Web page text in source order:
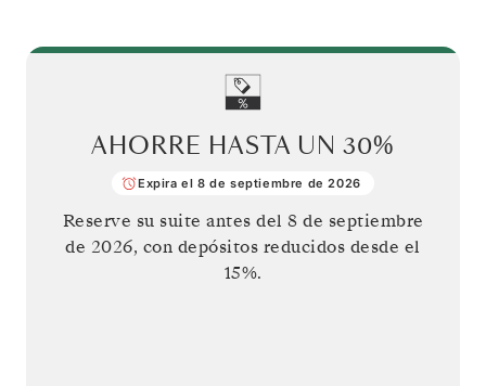
AHORRE HASTA UN 30%
Expira el 8 de septiembre de 2026
Reserve su suite antes del 8 de septiembre
de 2026, con depósitos reducidos desde el
15%.